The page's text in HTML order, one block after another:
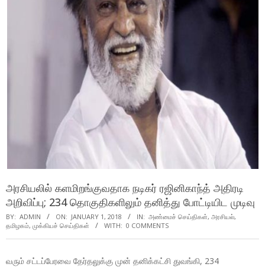
அரசியலில் களமிறங்குவதாக நடிகர் ரஜினிகாந்த் அதிரடி
அறிவிப்பு; 234 தொகுதிகளிலும் தனித்து போட்டியிட முடிவு
BY: ADMIN ON: JANUARY 1, 2018 IN: அண்மைச் செய்திகள், அரசியல்,
தமிழகம், முக்கியச் செய்திகள் WITH: 0 COMMENTS
வரும் சட்டப்பேரவை தேர்தலுக்கு முன் தனிக்கட்சி துவங்கி, 234